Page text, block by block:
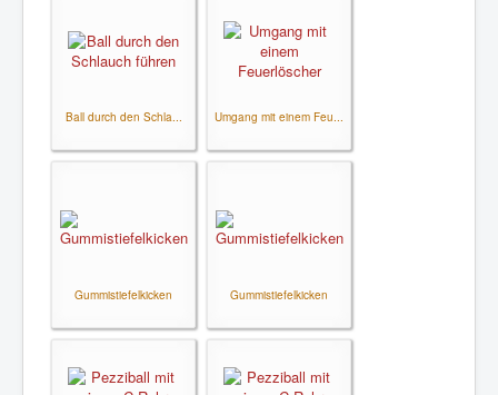
Ball durch den Schla... Umgang mit einem Feu...
Gummistiefelkicken Gummistiefelkicken